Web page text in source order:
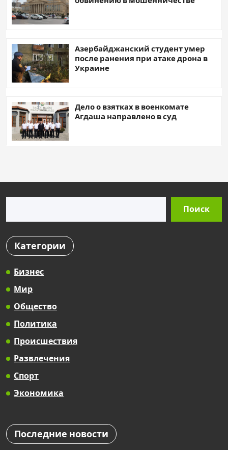
Азербайджанский студент умер
после ранения при атаке дрона в
Украине
Дело о взятках в военкомате
Агдаша направлено в суд
Поиск
Категории
Бизнес
Мир
Общество
Политика
Происшествия
Развлечения
Спорт
Экономика
Последние новости